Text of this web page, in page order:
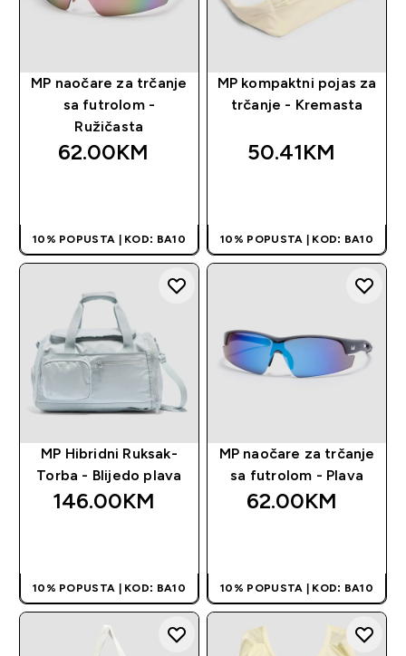
MP naočare za trčanje
sa futrolom -
Ružičasta
62.00KM‎
10% POPUSTA | KOD: BA10
MP kompaktni pojas za
trčanje - Kremasta
50.41KM‎
10% POPUSTA | KOD: BA10
MP Hibridni Ruksak-
Torba - Blijedo plava
146.00KM‎
10% POPUSTA | KOD: BA10
MP naočare za trčanje
sa futrolom - Plava
62.00KM‎
10% POPUSTA | KOD: BA10